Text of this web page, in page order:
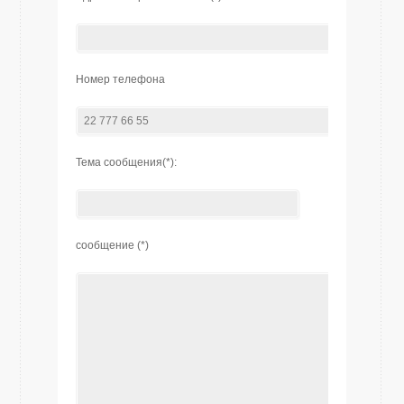
Номер телефона
Тема сообщения(*):
сообщение (*)